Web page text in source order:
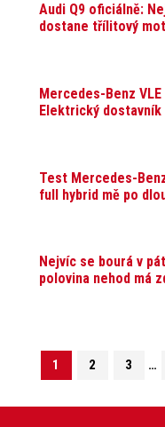
Audi Q9 oficiálně:
dostane třílitový
Mercedes-Benz
Elektrický dostavník
Test Mercedes-
full hybrid mě po
Nejvíc se bourá v
polovina nehod má
1 2 3 …